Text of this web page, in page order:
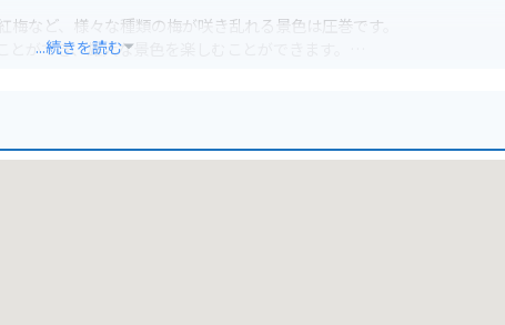
など、様々な種類の梅が咲き乱れる景色は圧巻です。
ができ、雄大な景色を楽しむことができます。
ますのでご安心ください。
...続きを読む